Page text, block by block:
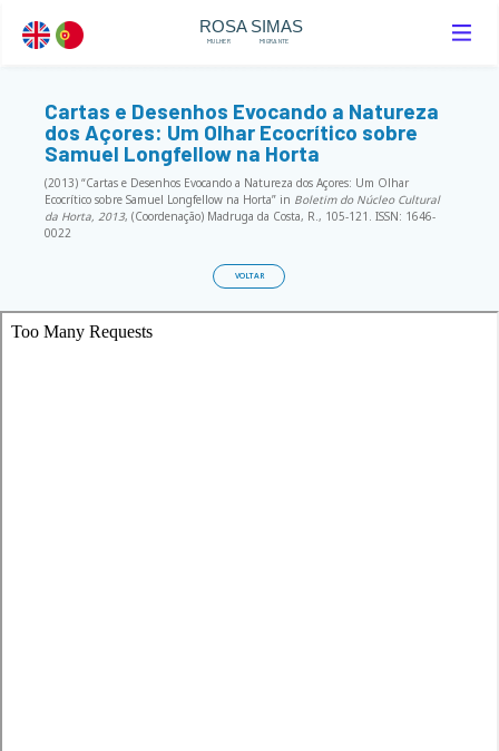
MIGRANTE
ROSA SIMAS
MULHER
Cartas e Desenhos Evocando a Natureza
dos Açores: Um Olhar Ecocrítico sobre
Samuel Longfellow na Horta
(2013) “Cartas e Desenhos Evocando a Natureza dos Açores: Um Olhar
Ecocrítico sobre Samuel Longfellow na Horta” in Boletim do Núcleo Cultural
da Horta, 2013, (Coordenação) Madruga da Costa, R., 105-121. ISSN: 1646-
0022
VOLTAR